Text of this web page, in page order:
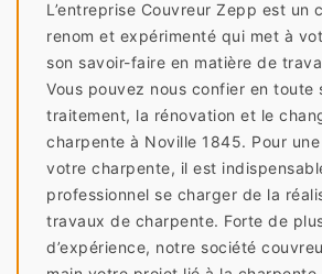
L’entreprise Couvreur Zepp est un
renom et expérimenté qui met à
son savoir-faire en matière de
Vous pouvez nous confier en toute
traitement, la rénovation et le
charpente à Noville 1845. Pour
votre charpente, il est
professionnel se charger de la
travaux de charpente. Forte de
d’expérience, notre société